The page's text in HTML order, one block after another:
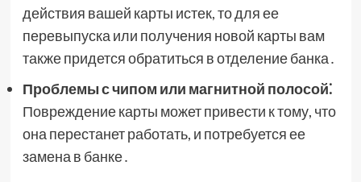
действия вашей карты истек, то для ее
перевыпуска или получения новой карты вам
также придется обратиться в отделение банка․
Проблемы с чипом или магнитной полосой⁚
Повреждение карты может привести к тому, что
она перестанет работать, и потребуется ее
замена в банке․